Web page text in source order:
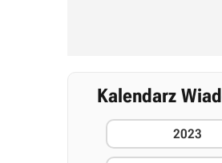
Kalendarz
2023